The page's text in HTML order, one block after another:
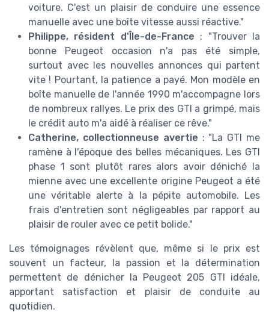
voiture. C'est un plaisir de conduire une essence
manuelle avec une boîte vitesse aussi réactive."
Philippe, résident d'Île-de-France : "Trouver la
bonne Peugeot occasion n'a pas été simple,
surtout avec les nouvelles annonces qui partent
vite ! Pourtant, la patience a payé. Mon modèle en
boîte manuelle de l'année 1990 m'accompagne lors
de nombreux rallyes. Le prix des GTI a grimpé, mais
le crédit auto m'a aidé à réaliser ce rêve."
Catherine, collectionneuse avertie : "La GTI me
ramène à l'époque des belles mécaniques. Les GTI
phase 1 sont plutôt rares alors avoir déniché la
mienne avec une excellente origine Peugeot a été
une véritable alerte à la pépite automobile. Les
frais d'entretien sont négligeables par rapport au
plaisir de rouler avec ce petit bolide."
Les témoignages révèlent que, même si le prix est
souvent un facteur, la passion et la détermination
permettent de dénicher la Peugeot 205 GTI idéale,
apportant satisfaction et plaisir de conduite au
quotidien.